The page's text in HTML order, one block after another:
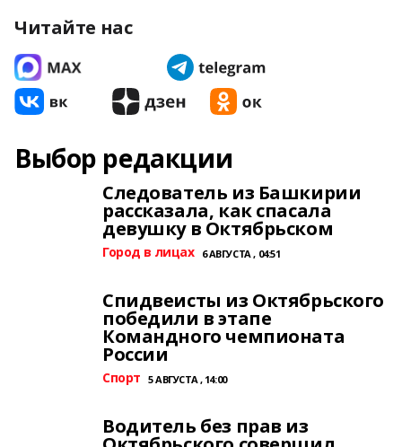
Читайте нас
Выбор редакции
Следователь из Башкирии
рассказала, как спасала
девушку в Октябрьском
Город в лицах 6 АВГУСТА , 04:51
Спидвеисты из Октябрьского
победили в этапе
Командного чемпионата
России
Спорт 5 АВГУСТА , 14:00
Водитель без прав из